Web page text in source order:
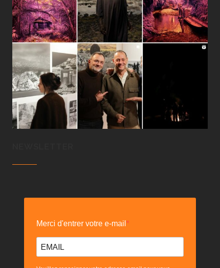
Merci d'entrer votre e-mail